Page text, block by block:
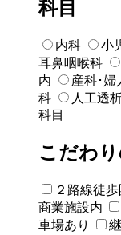
科目
内科 小
耳鼻咽喉科
内
産科･婦
科
人工透
科目
こだわ
２路線徒
商業施設内
車場あり